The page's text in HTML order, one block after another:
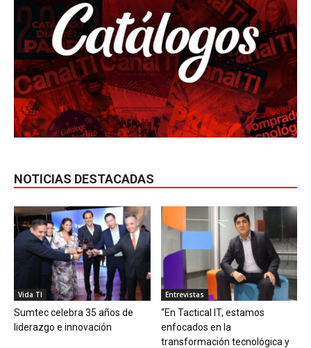
NOTICIAS DESTACADAS
Vida TI
Sumtec celebra 35 años de
liderazgo e innovación
Entrevistas
“En Tactical IT, estamos
enfocados en la
transformación tecnológica y